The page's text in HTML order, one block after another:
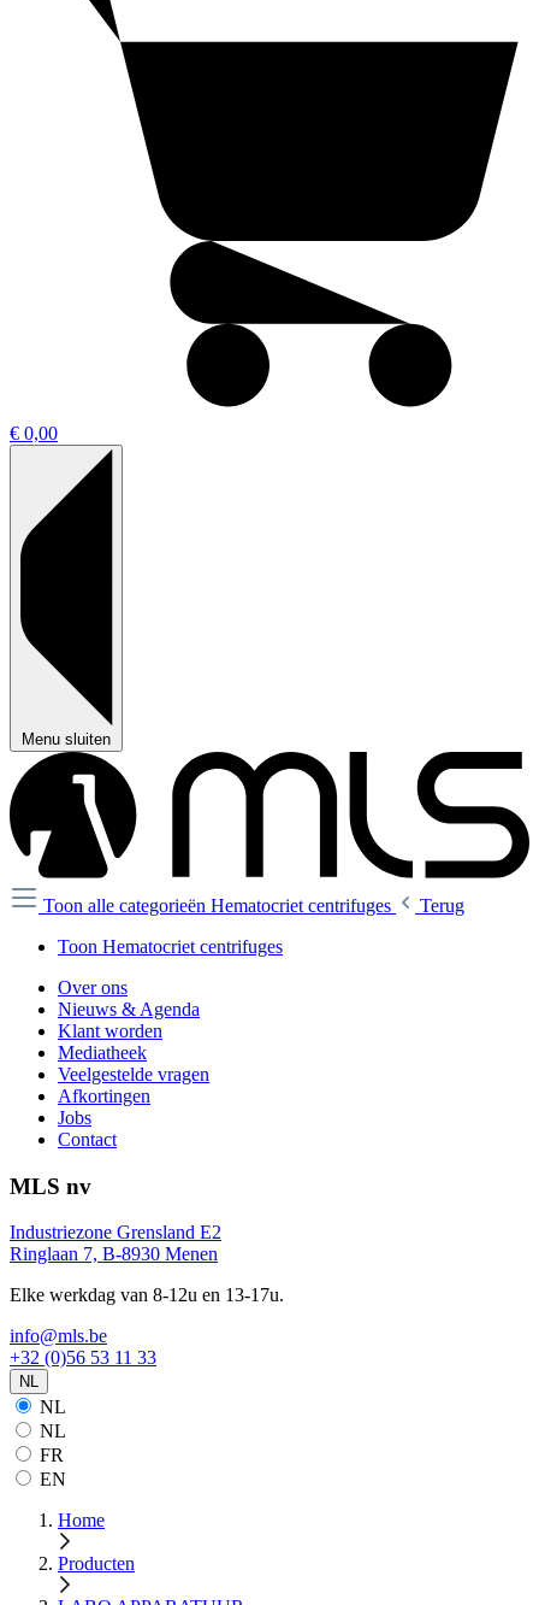
€ 0,00
Menu sluiten
Toon alle categorieën Hematocriet centrifuges
Terug
Toon Hematocriet centrifuges
Over ons
Nieuws & Agenda
Klant worden
Mediatheek
Veelgestelde vragen
Afkortingen
Jobs
Contact
MLS nv
Industriezone Grensland E2
Ringlaan 7, B-8930 Menen
Elke werkdag van 8-12u en 13-17u.
info@mls.be
+32 (0)56 53 11 33
NL
NL
NL
FR
EN
Home
Producten